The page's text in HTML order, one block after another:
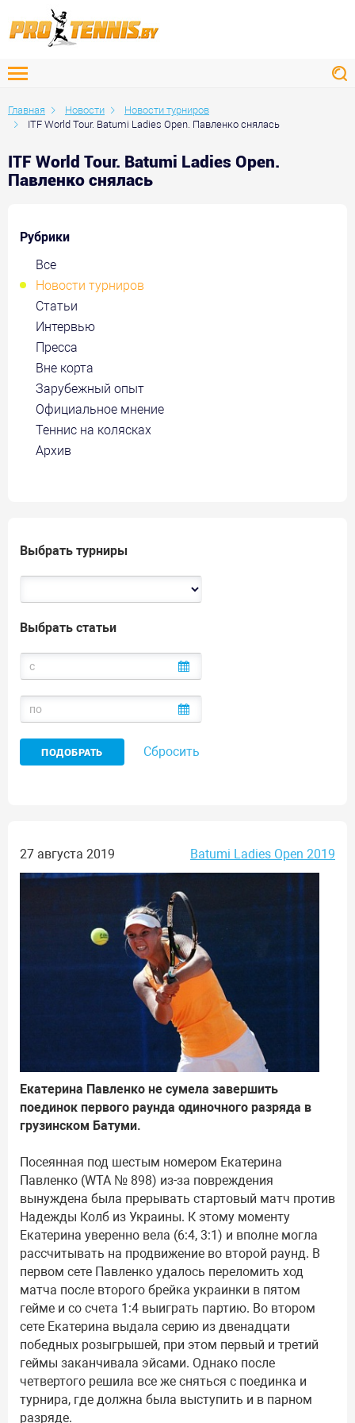
Главная Новости
Новости турниров
ITF World Tour. Batumi Ladies Open. Павленко снялась
ITF World Tour. Batumi Ladies Open.
Павленко снялась
Рубрики
Все
Новости турниров
Статьи
Интервью
Пресса
Вне корта
Зарубежный опыт
Официальное мнение
Теннис на колясках
Архив
Выбрать турниры
Выбрать статьи
Сбросить
27 августа 2019 Batumi Ladies Open 2019
Екатерина Павленко не сумела завершить
поединок первого раунда одиночного разряда в
грузинском Батуми.
Посеянная под шестым номером Екатерина
Павленко (WTA № 898) из-за повреждения
вынуждена была прерывать стартовый матч против
Надежды Колб из Украины. К этому моменту
Екатерина уверенно вела (6:4, 3:1) и вполне могла
рассчитывать на продвижение во второй раунд. В
первом сете Павленко удалось переломить ход
матча после второго брейка украинки в пятом
гейме и со счета 1:4 выиграть партию. Во втором
сете Екатерина выдала серию из двенадцати
победных розыгрышей, при этом первый и третий
геймы заканчивала эйсами. Однако после
четвертого решила все же сняться с поединка и
турнира, где должна была выступить и в парном
разряде.